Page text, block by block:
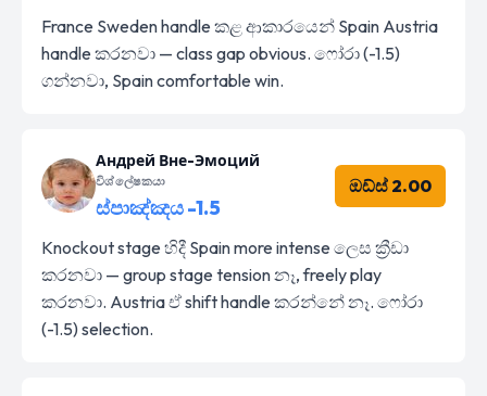
France Sweden handle කළ ආකාරයෙන් Spain Austria
handle කරනවා — class gap obvious. ෆෝරා (-1.5)
ගන්නවා, Spain comfortable win.
Андрей Вне-Эмоций
විශ්ලේෂකයා
ස්පාඤ්ඤය -1.5
ඔඩ්ස් 2.00
Knockout stage හිදී Spain more intense ලෙස ක්‍රීඩා
කරනවා — group stage tension නෑ, freely play
කරනවා. Austria ඒ shift handle කරන්නේ නෑ. ෆෝරා
(-1.5) selection.